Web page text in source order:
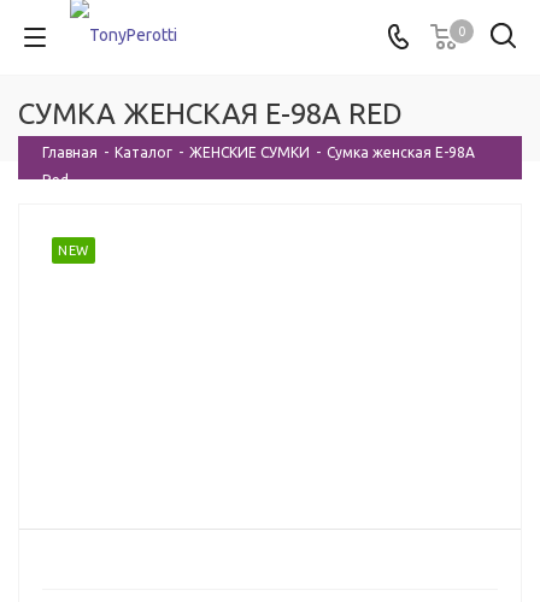
0
СУМКА ЖЕНСКАЯ E-98A RED
Главная - Каталог - ЖЕНСКИЕ СУМКИ - Сумка женская E-98A
Red
NEW